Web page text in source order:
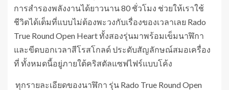
การสำรองพลังงานได้ยาวนาน 80 ชั่วโมง ช่วยให้เราใช้
ชีวิตได้เต็มที่แบบไม่ต้องพะวงกับเรื่องของเวลาเลย Rado
True Round Open Heart ทั้งสองรุ่นมาพร้อมเข็มนาฬิกา
และขีดบอกเวลาสีโรสโกลด์ ประดับสัญลักษณ์สมอเครื่อง
ที่ ทั้งหมดนี้อยู่ภายใต้คริสตัลแซฟไฟร์แบบโค้ง
ทุกรายละเอียดของนาฬิกา รุ่น Rado True Round Open